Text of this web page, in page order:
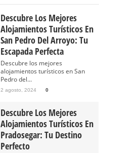
Descubre Los Mejores
Alojamientos Turísticos En
San Pedro Del Arroyo: Tu
Escapada Perfecta
Descubre los mejores
alojamientos turísticos en San
Pedro del...
2 agosto, 2024 0
Descubre Los Mejores
Alojamientos Turísticos En
Pradosegar: Tu Destino
Perfecto